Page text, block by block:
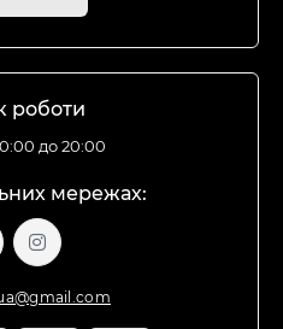
роботи
до 20:00
мережах: